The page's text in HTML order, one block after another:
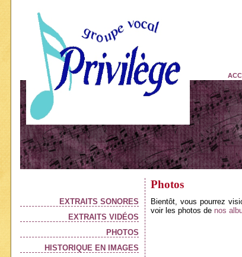
EXTRAITS SONORES
EXTRAITS VIDÉOS
PHOTOS
HISTORIQUE EN IMAGES
Photos
Bientôt, vous pourrez
voir les photos de nos